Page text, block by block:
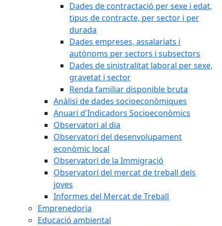
Dades de contractació per sexe i edat,
tipus de contracte, per sector i per
durada
Dades empreses, assalariats i
autònoms per sectors i subsectors
Dades de sinistralitat laboral per sexe,
gravetat i sector
Renda familiar disponible bruta
Anàlisi de dades socioeconòmiques
Anuari d'Indicadors Socioeconòmics
Observatori al dia
Observatori del desenvolupament
econòmic local
Observatori de la Immigració
Observatori del mercat de treball dels
joves
Informes del Mercat de Treball
Emprenedoria
Educació ambiental